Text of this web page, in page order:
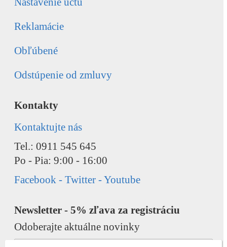
Reklamácie
Obľúbené
Odstúpenie od zmluvy
Kontakty
Kontaktujte nás
Tel.: 0911 545 645
Po - Pia: 9:00 - 16:00
Facebook - Twitter - Youtube
Newsletter - 5% zľava za registráciu
Odoberajte aktuálne novinky